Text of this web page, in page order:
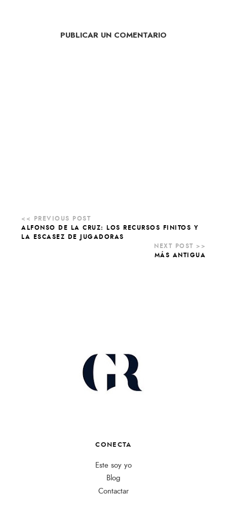
PUBLICAR UN COMENTARIO
ALFONSO DE LA CRUZ: LOS RECURSOS FINITOS Y
LA ESCASEZ DE JUGADORAS
MÁS ANTIGUA
CONECTA
Este soy yo
Blog
Contactar